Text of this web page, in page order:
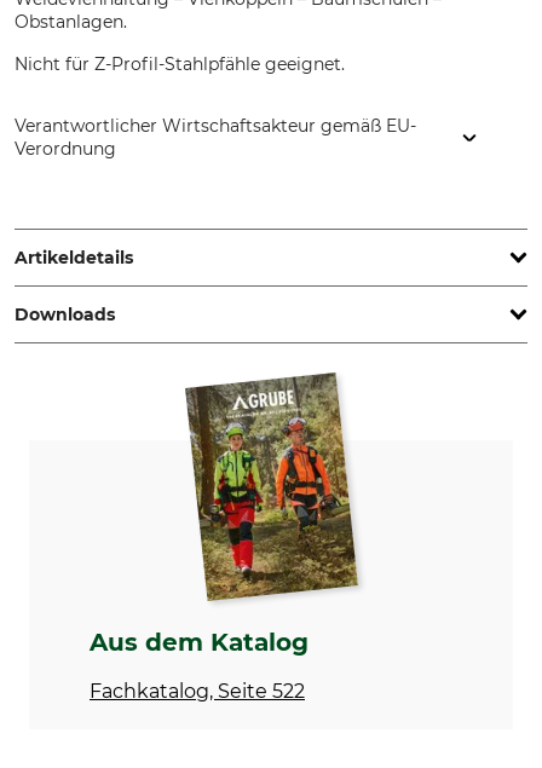
Obstanlagen.
Nicht für Z-Profil-Stahlpfähle geeignet.
Verantwortlicher Wirtschaftsakteur gemäß EU-
Verordnung
Luxembourg, www.corporate.arcelormittal.com
Artikeldetails
Marke
ArcelorMittal
Knotengeflecht
Modellbezeichnung
für die Landwirtschaft
80/6/15, Crapal-beschichtet
Anzahl horizontale Drähte
6
Abstand vertikale Drähte
Abstand der
Horizontaldrähte von
unten nach oben
1 x 12,7 cm 1 x 14,0 cm 1 x 15,2
cm 1 x 17,7 cm 1 x 20,3 cm
Horizontaldrahtdurchmesser
Downloads
Sonstige Dokumente | Anl_Montageanweisung_Knotengeflechtszäune.pdf
Aus dem Katalog
Fachkatalog, Seite 522